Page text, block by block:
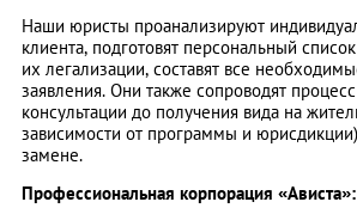
Наши юристы проанализируют
клиента, подготовят персональный
их легализации, составят все
заявления. Они также сопроводят
консультации до получения вида на
зависимости от программы и
замене.
Профессиональная корпорация «Ависта»: